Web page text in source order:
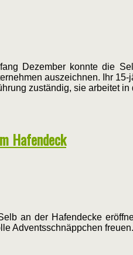
Dezember konnte die
auszeichnen. Ihr
zuständig, sie arbeitet
Hafendeck
an der Hafendecke
Adventsschnäppchen